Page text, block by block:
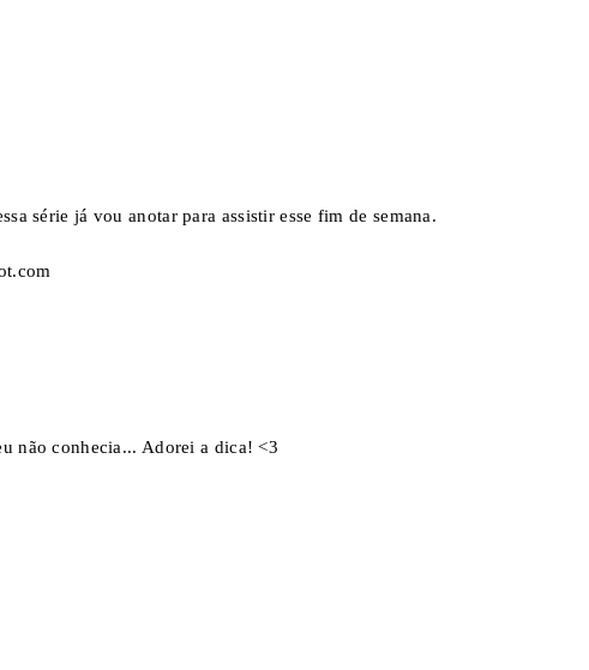
série já vou anotar para assistir esse fim de semana.
não conhecia... Adorei a dica! <3